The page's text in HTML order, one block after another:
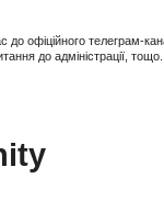
до офіційного телеграм-
до адміністрації,